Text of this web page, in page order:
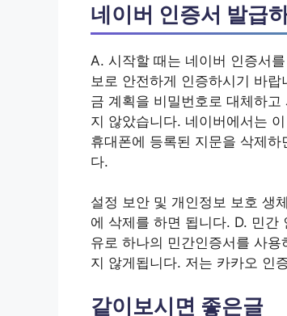
네이버 인증서 발급
A. 시작할 때는 네이버 인증서
보로 안전하게 인증하시기 바
금 계획을 비밀번호로 대체하
지 않았습니다. 네이버에서는
휴대폰에 등록된 지문을 삭제
다.
설정 보안 및 개인정보 보호 생
에 삭제를 하면 됩니다. D. 민
유로 하나의 민간인증서를 사
지 않게됩니다. 저는 카카오 인
같이보시면 좋은글